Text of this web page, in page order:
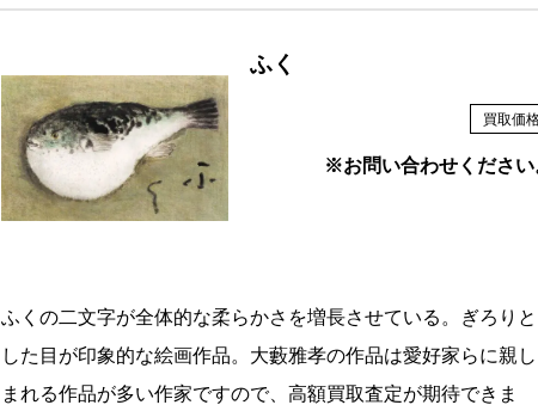
ふく
買取価
※お問い合わせください
ふくの二文字が全体的な柔らかさを増長させている。ぎろりと
した目が印象的な絵画作品。大藪雅孝の作品は愛好家らに親し
まれる作品が多い作家ですので、高額買取査定が期待できま